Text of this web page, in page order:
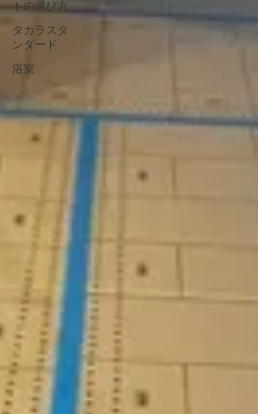
トの選び方
タカラスタ
ンダード
浴室